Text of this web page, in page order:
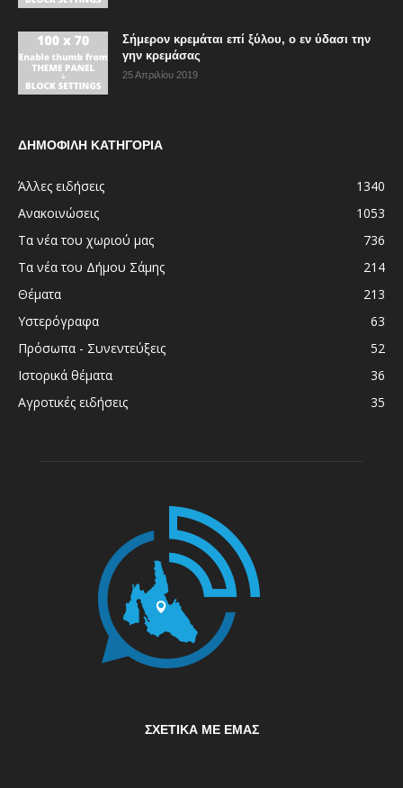
Σήμερον κρεμάται επί ξύλου, ο εν ύδασι την
γην κρεμάσας
25 Απριλίου 2019
ΔΗΜΟΦΙΛΗ ΚΑΤΗΓΟΡΙΑ
Άλλες ειδήσεις
1340
Ανακοινώσεις
1053
Τα νέα του χωριού μας
736
Τα νέα του Δήμου Σάμης
214
Θέματα
213
Υστερόγραφα
63
Πρόσωπα - Συνεντεύξεις
52
Ιστορικά θέματα
36
Αγροτικές ειδήσεις
35
ΣΧΕΤΙΚΆ ΜΕ ΕΜΆΣ